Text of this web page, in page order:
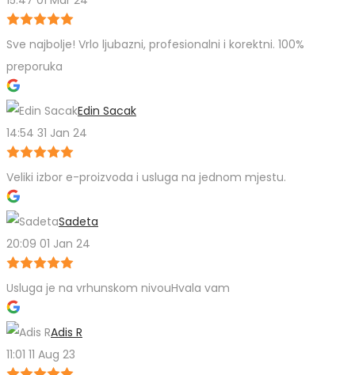
Sve najbolje! Vrlo ljubazni, profesionalni i korektni. 100%
preporuka
Edin Sacak
14:54 31 Jan 24
Veliki izbor e-proizvoda i usluga na jednom mjestu.
Sadeta
20:09 01 Jan 24
Usluga je na vrhunskom nivouHvala vam
Adis R
11:01 11 Aug 23